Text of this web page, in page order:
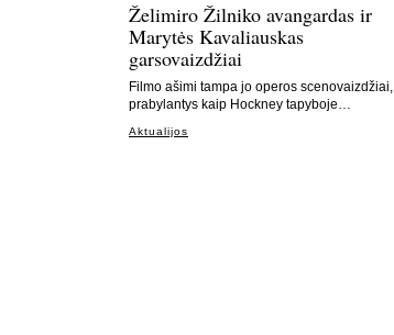
Želimiro Žilniko avangardas ir
Marytės Kavaliauskas
garsovaizdžiai
Filmo ašimi tampa jo operos scenovaizdžiai,
prabylantys kaip Hockney tapyboje…
Aktualijos